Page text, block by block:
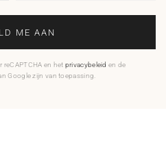
ME AAN
en het privacybeleid en de
Google zijn van toepassing.